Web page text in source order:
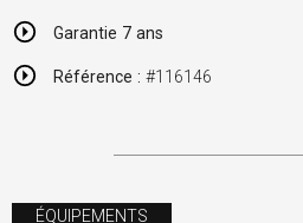
Garantie 7 ans
Référence : #116146
ÉQUIPEMENTS